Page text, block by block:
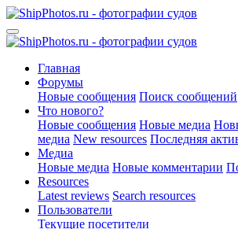
Главная
Форумы
Новые сообщения Поиск сообщений
Что нового?
Новые сообщения Новые медиа
медиа New resources Последняя
Медиа
Новые медиа Новые комментарии
Resources
Latest reviews Search resources
Пользователи
Текущие посетители